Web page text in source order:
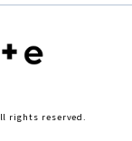
rights reserved.